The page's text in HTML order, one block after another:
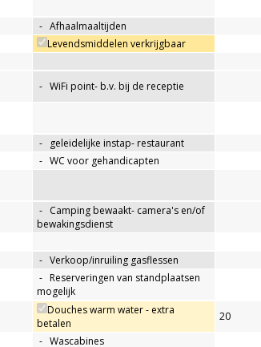
- Afhaalmaaltijden
Levendsmiddelen verkrijgbaar
- WiFi point- b.v. bij de receptie
-
geleidelijke instap- restaurant
- WC voor gehandicapten
- Camping bewaakt- camera's en/of
bewakingsdienst
- Verkoop/inruiling gasflessen
- Reserveringen van standplaatsen
mogelijk
Douches warm water - extra
betalen
20
- Wascabines